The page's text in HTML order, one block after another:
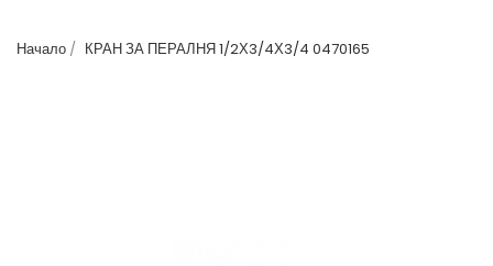
Начало КРАН ЗА ПЕРАЛНЯ 1/2Х3/4Х3/4 0470165